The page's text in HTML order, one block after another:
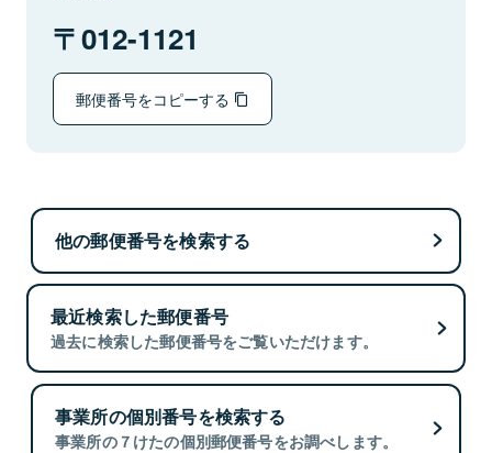
012-1121
郵便番号をコピーする
他の郵便番号を検索する
最近検索した郵便番号
過去に検索した郵便番号をご覧いただけます。
事業所の個別番号を検索する
事業所の７けたの個別郵便番号をお調べします。